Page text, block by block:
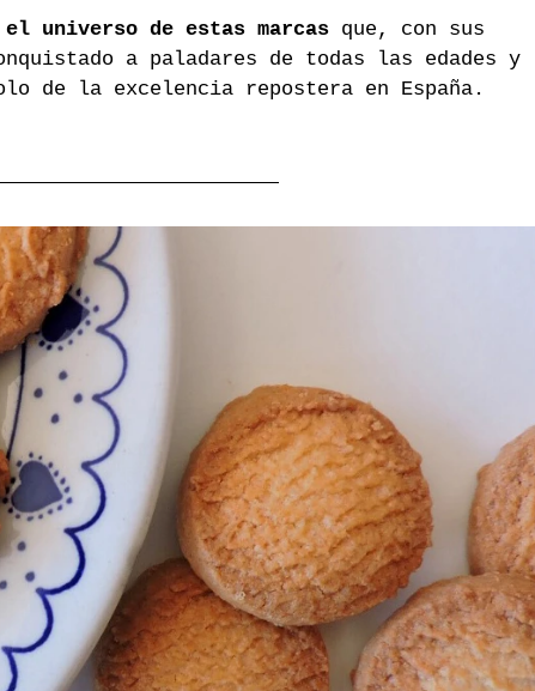
universo de estas marcas que, con sus
a paladares de todas las edades y
de la excelencia repostera en España.